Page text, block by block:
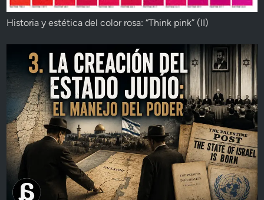
Historia y estética del color rosa: “Think pink” (II)